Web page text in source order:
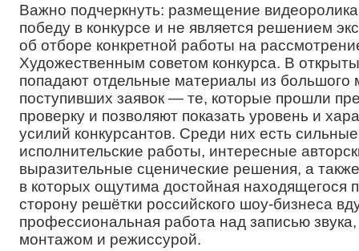
Важно подчеркнуть: размещение
победу в конкурсе и не является решением
об отборе конкретной работы на
Художественным советом конкурса. В
попадают отдельные материалы из большого
поступивших заявок — те, которые прошли
проверку и позволяют показать уровень и
усилий конкурсантов. Среди них есть сильные
исполнительские работы, интересные
выразительные сценические решения, а
в которых ощутима достойная находящегося
сторону решётки российского шоу-бизнеса
профессиональная работа над записью
монтажом и режиссурой.